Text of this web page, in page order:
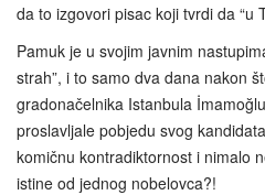
da to izgovori pisac koji tvrdi da “u
Pamuk je u svojim javnim
strah”, i to samo dva dana nakon
gradonačelnika Istanbula
proslavljale pobjedu svog
komičnu kontradiktornost i nimalo
istine od jednog nobelovca?!